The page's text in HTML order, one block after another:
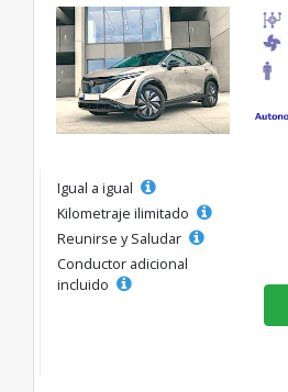
Igual a igual
Kilometraje ilimitado
Reunirse y Saludar
Conductor adicional
incluido